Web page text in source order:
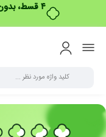
۴ قسط، بدون کارمزد